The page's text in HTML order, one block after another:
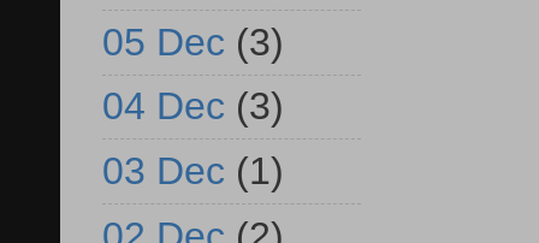
05 Dec (3)
04 Dec (3)
03 Dec (1)